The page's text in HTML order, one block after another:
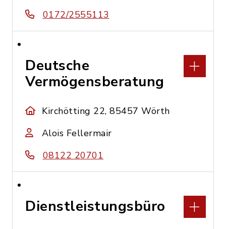
0172/2555113
Deutsche
Vermögensberatung
Kirchötting 22, 85457 Wörth
Alois Fellermair
08122 20701
Dienstleistungsbüro